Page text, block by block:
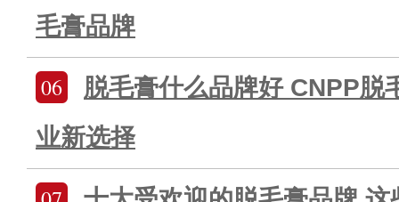
毛膏品牌
06
脱毛膏什么品牌好 CNPP脱
业新选择